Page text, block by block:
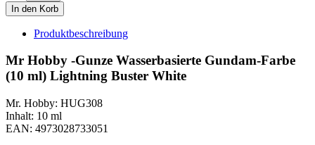
Produktbeschreibung
Mr Hobby -Gunze Wasserbasierte Gundam-Farbe
(10 ml) Lightning Buster White
Mr. Hobby: HUG308
Inhalt: 10 ml
EAN: 4973028733051